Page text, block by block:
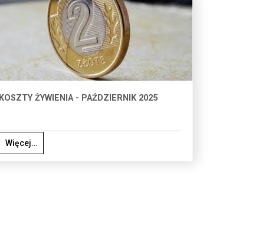
KOSZTY ŻYWIENIA - PAŹDZIERNIK 2025
Więcej…